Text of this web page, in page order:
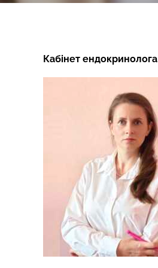
Кабінет ендокринолога